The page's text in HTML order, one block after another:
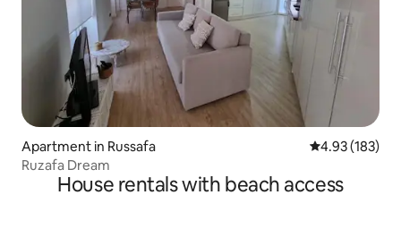
Apartment in Russafa 4.93 out of 5
4.93 (183)
Ruzafa Dream
House rentals with beach access